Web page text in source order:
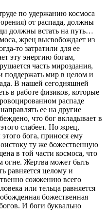
по удержанию космоса
от распада, должны
должны встать на путь…
жрец высвобождает из
то затратили для ее
эту энергию богам,
часть мироздания,
поддержать мир в целом и
В нашей сегодняшней
в работе физиков, которые
распаде
ее на другие
что бог вкладывает в
слабеет. Но жрец,
бога, принося ему
ту же божественную
в той части космоса, что
огне. Жертва может быть
равняется целому и
сожжению всего
или тельца равняется
божественная
И боги буквально